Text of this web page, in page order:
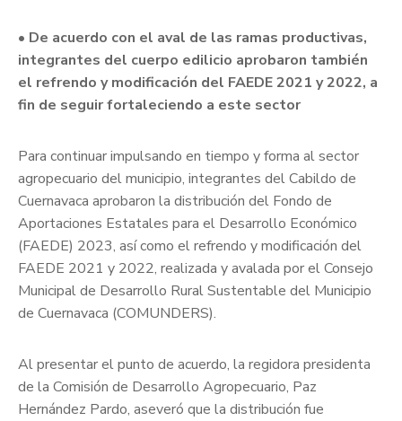
• De acuerdo con el aval de las ramas productivas,
integrantes del cuerpo edilicio aprobaron también
el refrendo y modificación del FAEDE 2021 y 2022, a
fin de seguir fortaleciendo a este sector
Para continuar impulsando en tiempo y forma al sector
agropecuario del municipio, integrantes del Cabildo de
Cuernavaca aprobaron la distribución del Fondo de
Aportaciones Estatales para el Desarrollo Económico
(FAEDE) 2023, así como el refrendo y modificación del
FAEDE 2021 y 2022, realizada y avalada por el Consejo
Municipal de Desarrollo Rural Sustentable del Municipio
de Cuernavaca (COMUNDERS).
Al presentar el punto de acuerdo, la regidora presidenta
de la Comisión de Desarrollo Agropecuario, Paz
Hernández Pardo, aseveró que la distribución fue